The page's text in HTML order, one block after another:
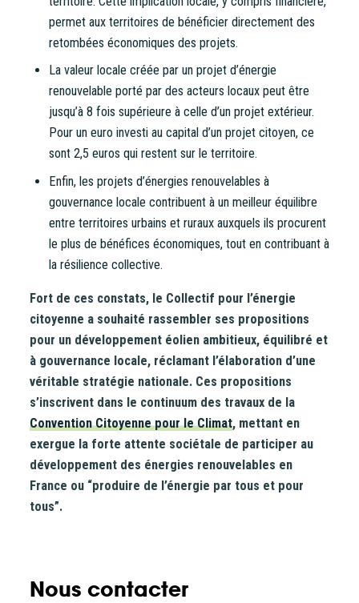
permet aux territoires de bénéficier directement des
retombées économiques des projets.
La valeur locale créée par un projet d’énergie
renouvelable porté par des acteurs locaux peut être
jusqu’à 8 fois supérieure à celle d’un projet extérieur.
Pour un euro investi au capital d’un projet citoyen, ce
sont 2,5 euros qui restent sur le territoire.
Enfin, les projets d’énergies renouvelables à
gouvernance locale contribuent à un meilleur équilibre
entre territoires urbains et ruraux auxquels ils procurent
le plus de bénéfices économiques, tout en contribuant à
la résilience collective.
Fort de ces constats, le Collectif pour l’énergie
citoyenne a souhaité rassembler ses propositions
pour un développement éolien ambitieux, équilibré et
à gouvernance locale, réclamant l’élaboration d’une
véritable stratégie nationale. Ces propositions
s’inscrivent dans le continuum des travaux de la
Convention Citoyenne pour le Climat, mettant en
exergue la forte attente sociétale de participer au
développement des énergies renouvelables en
France ou “produire de l’énergie par tous et pour
tous”.
Nous contacter